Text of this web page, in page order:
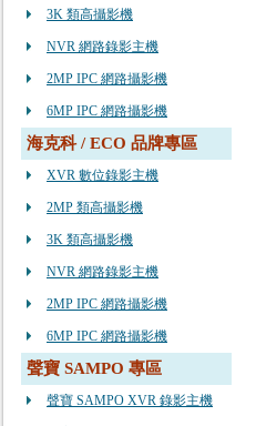
3K 類高攝影機
NVR 網路錄影主機
2MP IPC 網路攝影機
6MP IPC 網路攝影機
海克科 / ECO 品牌專區
XVR 數位錄影主機
2MP 類高攝影機
3K 類高攝影機
NVR 網路錄影主機
2MP IPC 網路攝影機
6MP IPC 網路攝影機
聲寶 SAMPO 專區
聲寶 SAMPO XVR 錄影主機